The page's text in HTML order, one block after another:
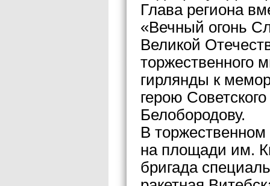
Глава региона
«Вечный огонь
Великой
торжественного
гирлянды к
герою
Белобородову.
В
на площади им.
бригада